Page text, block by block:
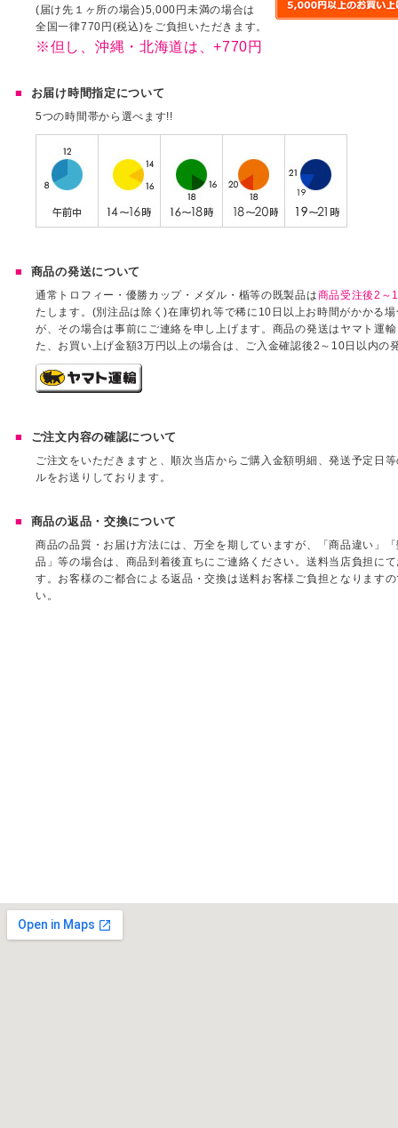
(届け先１ヶ所の場合)5,000円未満の場合は
全国一律770円(税込)をご負担いただきます。
※但し、沖縄・北海道は、+770円
お届け時間指定について
5つの時間帯から選べます!!
商品の発送について
通常トロフィー・優勝カップ・メダル・楯等の既製品は商品受注後2～
たします。(別注品は除く)在庫切れ等で稀に10日以上お時間がかかる
が、その場合は事前にご連絡を申し上げます。商品の発送はヤマト運
た、お買い上げ金額3万円以上の場合は、ご入金確認後2～10日以内の
ご注文内容の確認について
ご注文をいただきますと、順次当店からご購入金額明細、発送予定日
ルをお送りしております。
商品の返品・交換について
商品の品質・お届け方法には、万全を期していますが、「商品違い」
品」等の場合は、商品到着後直ちにご連絡ください。送料当店負担に
す。お客様のご都合による返品・交換は送料お客様ご負担となります
い。